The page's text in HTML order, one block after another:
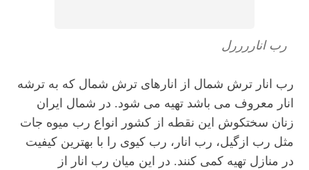
رب اناررررل
رب انار ترش شمال از انارهای ترش شمال که به ترشه
انار معروف می باشد تهیه می شود. در شمال ایران
زنان سختکوش این نقطه از کشور انواع رب میوه جات
مثل رب ازگیل، رب انار، رب کیوی را با بهترین کیفیت
در منازل تهیه کمی کنند. در این میان رب انار از